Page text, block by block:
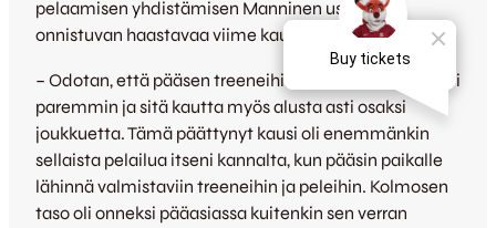
pelaamisen yhdistämisen Manninen uskoo
onnistuvan haastavaa viime kautta paremmin:
– Odotan, että pääsen treeneihin viime kautta selvästi
paremmin ja sitä kautta myös alusta asti osaksi
joukkuetta. Tämä päättynyt kausi oli enemmänkin
sellaista pelailua itseni kannalta, kun pääsin paikalle
lähinnä valmistaviin treeneihin ja peleihin. Kolmosen
taso oli onneksi pääasiassa kuitenkin sen verran